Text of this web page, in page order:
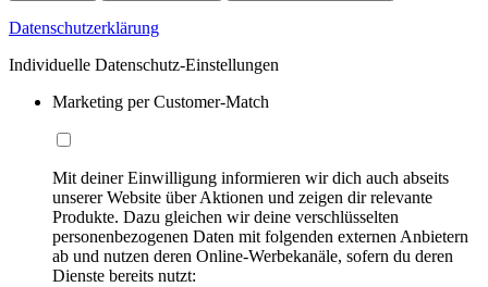
Datenschutzerklärung
Individuelle Datenschutz-Einstellungen
Marketing per Customer-Match
Mit deiner Einwilligung informieren wir dich auch abseits
unserer Website über Aktionen und zeigen dir relevante
Produkte. Dazu gleichen wir deine verschlüsselten
personenbezogenen Daten mit folgenden externen Anbietern
ab und nutzen deren Online-Werbekanäle, sofern du deren
Dienste bereits nutzt: